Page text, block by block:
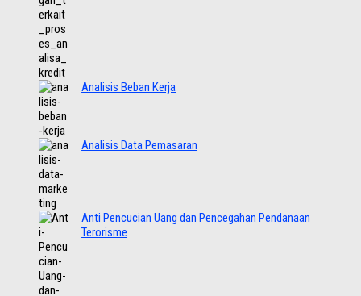
Analisis Beban Kerja
Analisis Data Pemasaran
Anti Pencucian Uang dan Pencegahan Pendanaan
Terorisme